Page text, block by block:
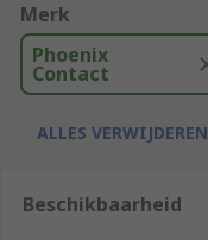
Merk
Phoenix
Contact
ALLES VERWIJDEREN
Beschikbaarheid